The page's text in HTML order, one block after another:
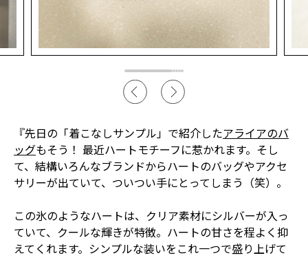
『先日の「着こなしサンプル」で紹介したアライアのバ
ッグもそう！ 最近ハートモチーフに惹かれます。そし
て、結構いろんなブランドからハートのバッグやアクセ
サリーが出ていて、ついつい手にとってしまう（笑）。
この氷のようなハートは、クリア素材にシルバーが入っ
ていて、クールな輝きが特徴。ハートの甘さを程よく抑
えてくれます。シンプルな装いをこれ一つで盛り上げて